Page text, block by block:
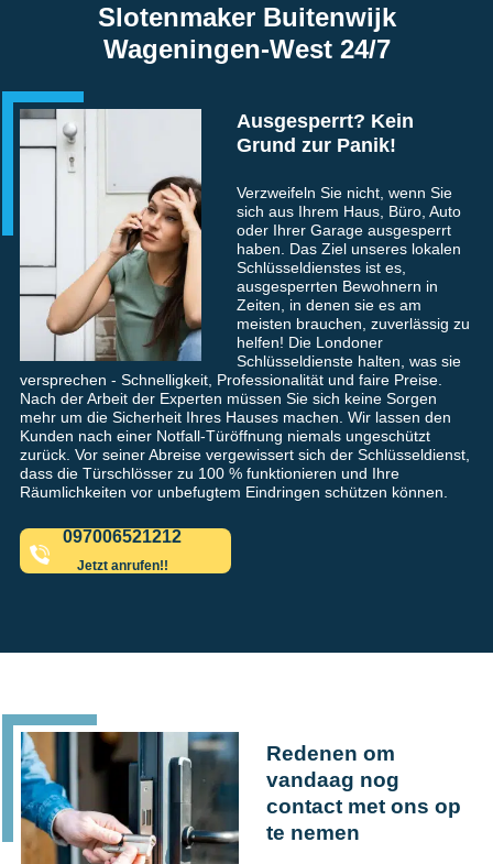
Slotenmaker Buitenwijk
Wageningen-West 24/7
Ausgesperrt? Kein
Grund zur Panik!
Verzweifeln Sie nicht, wenn Sie
sich aus Ihrem Haus, Büro, Auto
oder Ihrer Garage ausgesperrt
haben. Das Ziel unseres lokalen
Schlüsseldienstes ist es,
ausgesperrten Bewohnern in
Zeiten, in denen sie es am
meisten brauchen, zuverlässig zu
helfen! Die Londoner
Schlüsseldienste halten, was sie
versprechen - Schnelligkeit, Professionalität und faire Preise.
Nach der Arbeit der Experten müssen Sie sich keine Sorgen
mehr um die Sicherheit Ihres Hauses machen. Wir lassen den
Kunden nach einer Notfall-Türöffnung niemals ungeschützt
zurück. Vor seiner Abreise vergewissert sich der Schlüsseldienst,
dass die Türschlösser zu 100 % funktionieren und Ihre
Räumlichkeiten vor unbefugtem Eindringen schützen können.
097006521212
Jetzt anrufen!!
Redenen om
vandaag nog
contact met ons op
te nemen